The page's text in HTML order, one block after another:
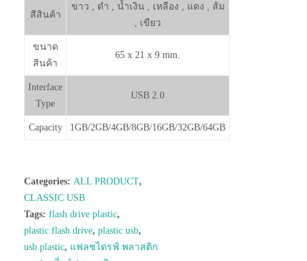
สีสินค้า
ขาว , ดำ , น้ำเงิน , เหลือง , แดง , ส้ม
, เขียว
ขนาด
สินค้า
65 x 21 x 9 mm.
Interface
Type
USB 2.0
Capacity 1GB/2GB/4GB/8GB/16GB/32GB/64GB
Categories: ALL PRODUCT,
CLASSIC USB
Tags: flash drive plastic,
plastic flash drive, plastic usb,
usb plastic, แฟลชไดรฟ์ พลาสติก